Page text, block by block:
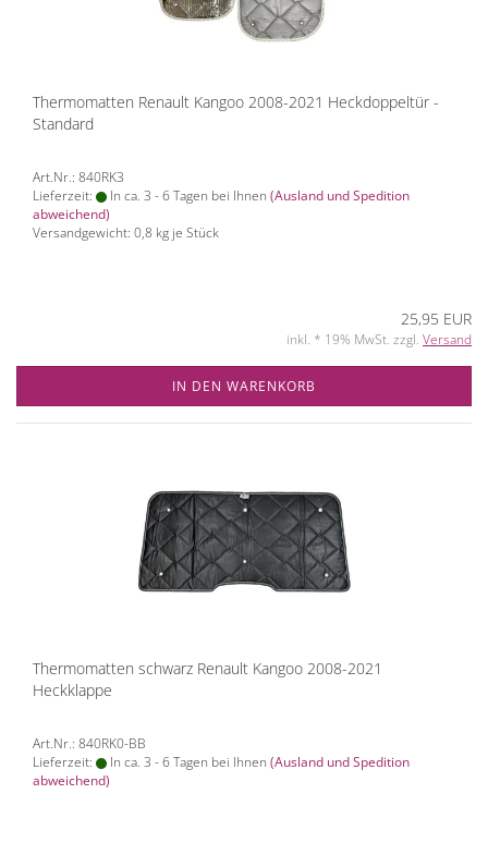
Thermomatten Renault Kangoo 2008-2021 Heckdoppeltür -
Standard
Art.Nr.: 840RK3
Lieferzeit:
In ca. 3 - 6 Tagen bei Ihnen (Ausland und Spedition
abweichend)
Versandgewicht: 0,8 kg je Stück
25,95 EUR
inkl. * 19% MwSt. zzgl. Versand
IN DEN WARENKORB
Thermomatten schwarz Renault Kangoo 2008-2021
Heckklappe
Art.Nr.: 840RK0-BB
Lieferzeit:
In ca. 3 - 6 Tagen bei Ihnen (Ausland und Spedition
abweichend)